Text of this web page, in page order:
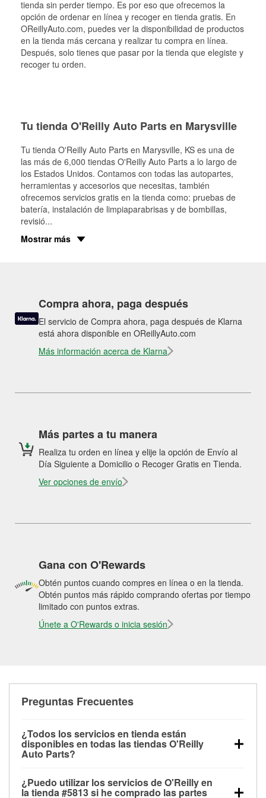
tienda sin perder tiempo. Es por eso que ofrecemos la
opción de ordenar en línea y recoger en tienda gratis. En
OReillyAuto.com, puedes ver la disponibilidad de productos
en la tienda más cercana y realizar tu compra en línea.
Después, solo tienes que pasar por la tienda que elegiste y
recoger tu orden.
Tu tienda O'Reilly Auto Parts en Marysville
Tu tienda O'Reilly Auto Parts en Marysville, KS es una de
las más de 6,000 tiendas O'Reilly Auto Parts a lo largo de
los Estados Unidos. Contamos con todas las autopartes,
herramientas y accesorios que necesitas, también
ofrecemos servicios gratis en la tienda como: pruebas de
batería, instalación de limpiaparabrisas y de bombillas,
revisió...
Mostrar más
Compra ahora, paga después
El servicio de Compra ahora, paga después de Klarna
está ahora disponible en OReillyAuto.com
Más información acerca de Klarna
Más partes a tu manera
Realiza tu orden en línea y elije la opción de Envío al
Día Siguiente a Domicilio o Recoger Gratis en Tienda.
Ver opciones de envío
Gana con O'Rewards
Obtén puntos cuando compres en línea o en la tienda.
Obtén puntos más rápido comprando ofertas por tiempo
limitado con puntos extras.
Únete a O'Rewards o inicia sesión
Preguntas Frecuentes
¿Todos los servicios en tienda están
disponibles en todas las tiendas O'Reilly
Auto Parts?
las pruebas de batería, pruebas de alternador y
¿Puedo utilizar los servicios de O'Reilly en
la tienda #5813 si he comprado las partes